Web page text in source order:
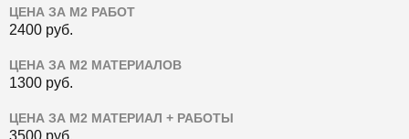
ЦЕНА ЗА М2 РАБОТ
2400 руб.
ЦЕНА ЗА М2 МАТЕРИАЛОВ
1300 руб.
ЦЕНА ЗА М2 МАТЕРИАЛ + РАБОТЫ
3500 руб.